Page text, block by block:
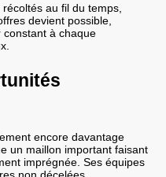
au fil du temps,
devient possible,
à chaque
encore davantage
un maillon important faisant
imprégnée. Ses équipes